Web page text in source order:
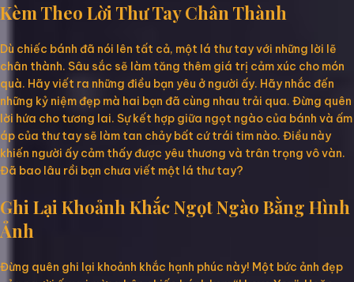
Kèm Theo Lời Thư Tay Chân Thành
Dù chiếc bánh đã nói lên tất cả, một lá thư tay với những lời lẽ
chân thành. Sâu sắc sẽ làm tăng thêm giá trị cảm xúc cho món
quà. Hãy viết ra những điều bạn yêu ở người ấy. Hãy nhắc đến
những kỷ niệm đẹp mà hai bạn đã cùng nhau trải qua. Đừng quên
lời hứa cho tương lai. Sự kết hợp giữa ngọt ngào của bánh và ấm
áp của thư tay sẽ làm tan chảy bất cứ trái tim nào. Điều này
khiến người ấy cảm thấy được yêu thương và trân trọng vô vàn.
Đã bao lâu rồi bạn chưa viết một lá thư tay?
Ghi Lại Khoảnh Khắc Ngọt Ngào Bằng Hình
Ảnh
Đừng quên ghi lại khoảnh khắc hạnh phúc này! Một bức ảnh đẹp